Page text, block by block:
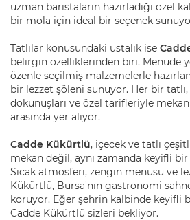
uzman baristaların hazırladığı özel
bir mola için ideal bir seçenek
Tatlılar konusundaki ustalık ise
belirgin özelliklerinden biri. Menüde
özenle seçilmiş malzemelerle
bir lezzet şöleni sunuyor. Her bir
dokunuşları ve özel tarifleriyle
arasında yer alıyor.
Cadde Kükürtlü, içecek ve tatlı
mekan değil, aynı zamanda keyifli bir
Sıcak atmosferi, zengin menüsü ve
Kükürtlü, Bursa'nın gastronomi
koruyor. Eğer şehrin kalbinde keyifli
Cadde Kükürtlü sizleri bekliyor.